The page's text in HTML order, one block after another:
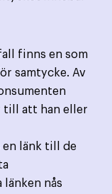
finns en som
samtycke. Av
till att han eller
länk till de
nås